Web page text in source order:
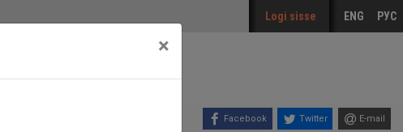
Logi sisse ENG РУС
Facebook Twitter E-mail
×